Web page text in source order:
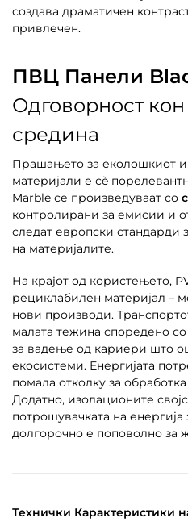
создава драматичен
привлечен.
ПВЦ Панели
Одговорност
средина
Прашањето за еколошкиот
материјали е сè
Marble се произведуваат со
контролирани за емисии и
следат европски стандарди
на материјалите.
На крајот од користењето,
рециклабилен материјал –
нови производи.
малата тежина споредено
за вадење од кариери што
екосистеми. Енергијата
помала отколку за
Додатно, изолационите
потрошувачката на
долгорочно е поповолно за
Технички Карактеристики